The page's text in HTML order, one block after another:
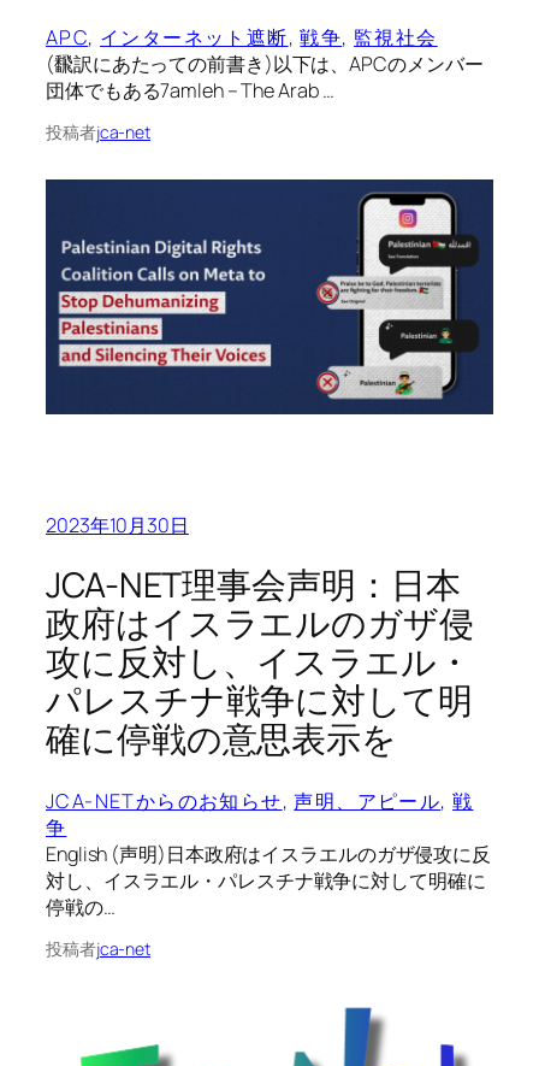
APC, インターネット遮断, 戦争, 監視社会
(飜訳にあたっての前書き)以下は、APCのメンバー
団体でもある7amleh – The Arab …
投稿者jca-net
2023年10月30日
JCA-NET理事会声明：日本
政府はイスラエルのガザ侵
攻に反対し、イスラエル・
パレスチナ戦争に対して明
確に停戦の意思表示を
JCA-NETからのお知らせ, 声明、アピール, 戦
争
English (声明)日本政府はイスラエルのガザ侵攻に反
対し、イスラエル・パレスチナ戦争に対して明確に
停戦の…
投稿者jca-net